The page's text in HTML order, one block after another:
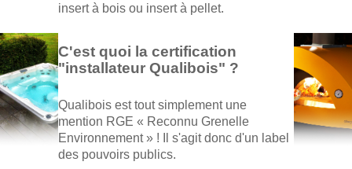
insert à bois ou insert à pellet.
C'est quoi la certification
"installateur Qualibois" ?
Qualibois est tout simplement une
mention RGE « Reconnu Grenelle
Environnement » ! Il s'agit donc d'un label
des pouvoirs publics.